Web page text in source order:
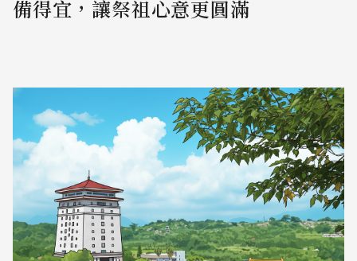
備得宜，讓祭祖心意更圓滿